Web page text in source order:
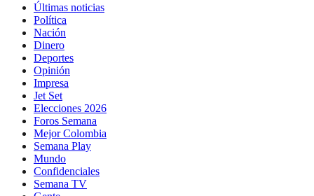
Últimas noticias
Política
Nación
Dinero
Deportes
Opinión
Impresa
Jet Set
Elecciones 2026
Foros Semana
Mejor Colombia
Semana Play
Mundo
Confidenciales
Semana TV